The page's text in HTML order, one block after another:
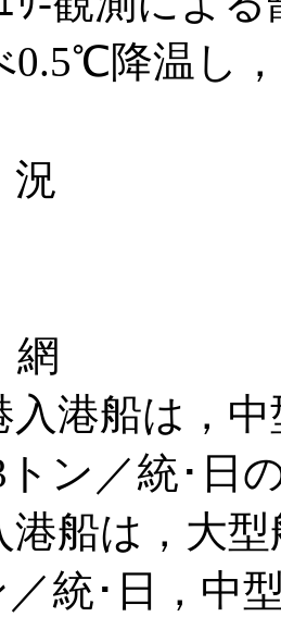
0.5℃降温し
港船は，中
トン／統･日
船は，大型
統･日，中